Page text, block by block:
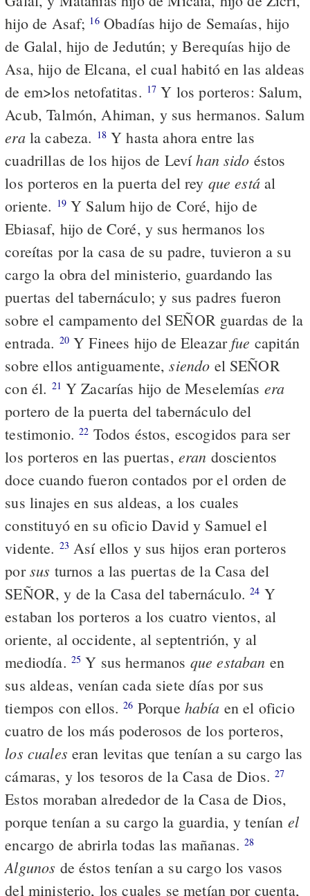
hijo de Asaf; 16Obadías hijo de Semaías, hijo
de Galal, hijo de Jedutún; y Berequías hijo de
Asa, hijo de Elcana, el cual habitó en las aldeas
de em>los netofatitas. 17 Y los porteros: Salum,
Acub, Talmón, Ahiman, y sus hermanos. Salum
erala cabeza. 18Y hasta ahora entre las
cuadrillas de los hijos de Levíhan sido éstos
los porteros en la puerta del rey que estáal
oriente. 19 Y Salum hijo de Coré, hijo de
Ebiasaf, hijo de Coré, y sus hermanos los
coreítas por la casa de su padre, tuvieron a su
cargo la obra del ministerio, guardando las
puertas del tabernáculo; y sus padres fueron
sobre el campamento del SEÑOR guardas de la
entrada. 20 Y Finees hijo de Eleazar fue capitán
sobre ellos antiguamente,siendo el SEÑOR
con él. 21 Y Zacarías hijo de Meselemías era
portero de la puerta del tabernáculo del
testimonio.22 Todos éstos, escogidos para ser
los porteros en las puertas, eran doscientos
doce cuando fueron contados por el orden de
sus linajes en sus aldeas, a los cuales
constituyó en su oficio David y Samuel el
vidente. 23 Así ellos y sus hijos eran porteros
porsus turnos a las puertas de la Casa del
SEÑOR, y de la Casa del tabernáculo.24 Y
estaban los porteros a los cuatro vientos, al
oriente, al occidente, al septentrión, y al
mediodía. 25 Y sus hermanos que estaban en
sus aldeas, venían cada siete días por sus
tiempos con ellos.26 Porque había en el oficio
cuatro de los más poderosos de los porteros,
los cuales eran levitas que tenían a su cargo las
cámaras, y los tesoros de la Casa de Dios.27
Estos moraban alrededor de la Casa de Dios,
porque tenían a su cargo la guardia, y tenían el
encargo de abrirla todas las mañanas.28
Algunos de éstos tenían a su cargo los vasos
del ministerio, los cuales se metían por cuenta,